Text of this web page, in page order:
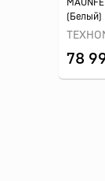
(Белый)
78